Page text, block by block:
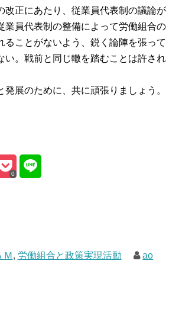
正にあたり、従業員代表制の議論が
業員代表制の整備によって労働組合の
ることがないよう、鋭く論陣を張って
い。戦前と同じ轍を踏むことは許され
展のために、共に頑張りましょう。
0
Ｍ, 労働組合と政策実現活動 ao